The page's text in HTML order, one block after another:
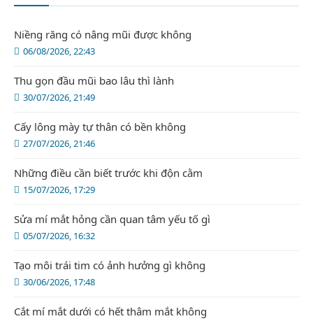
06/08/2026, 22:43
Niềng răng có nâng mũi được không
30/07/2026, 21:49
Thu gọn đầu mũi bao lâu thì lành
27/07/2026, 21:46
Cấy lông mày tự thân có bền không
15/07/2026, 17:29
Những điều cần biết trước khi độn cằm
05/07/2026, 16:32
Sửa mí mắt hỏng cần quan tâm yếu tố gì
30/06/2026, 17:48
Tạo môi trái tim có ảnh hưởng gì không
Cắt mí mắt dưới có hết thâm mắt không